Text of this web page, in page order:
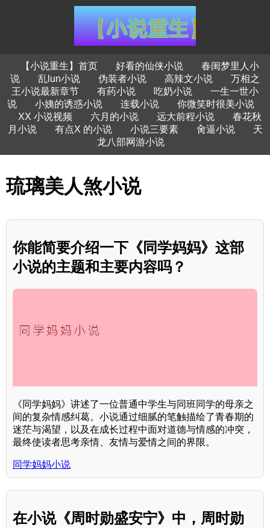
【小说重生】首页 好看的仙侠小说
春闺梦里人小
说
乱lun小说 伪装者小说 高辣文小说
万相之
王小说最新章节
有药小说 吃奶小说
一生一世小
说
小姨的诱惑小说 连载小说
你微笑时很美小说
XX 小说视频
六月的小说 远大前程小说
春花秋
月小说
有点X 的小说 小说三要素 肏逼小说
天
龙八部网游小说
琉璃美人煞小说
你能简要介绍一下《同学妈妈》这部
小说的主题和主要内容吗？
《同学妈妈》讲述了一位普通中学生与同班同学的母亲之
间的复杂情感纠葛。小说通过细腻的笔触描绘了青春期的
迷茫与渴望，以及在成长过程中面对道德与情感的冲突，
最终使读者思考亲情、友情与爱情之间的界限。
同学妈妈小说
在小说《周时勋盛安宁》中，周时勋